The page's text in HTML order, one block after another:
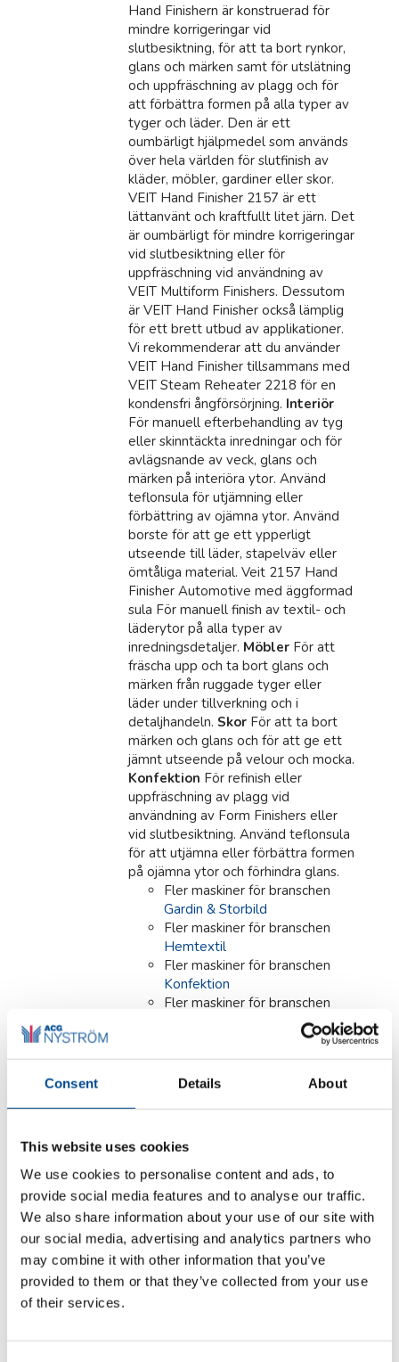
Consent Details About
This website uses cookies
We use cookies to personalise content and ads, to
provide social media features and to analyse our traffic.
We also share information about your use of our site with
our social media, advertising and analytics partners who
may combine it with other information that you’ve
provided to them or that they’ve collected from your use
of their services.
Hand Finishern är konstruerad för
mindre korrigeringar vid
slutbesiktning, för att ta bort rynkor,
glans och märken samt för utslätning
och uppfräschning av plagg och för
att förbättra formen på alla typer av
tyger och läder. Den är ett
oumbärligt hjälpmedel som används
över hela världen för slutfinish av
kläder, möbler, gardiner eller skor.
VEIT Hand Finisher 2157 är ett
lättanvänt och kraftfullt litet järn. Det
är oumbärligt för mindre korrigeringar
vid slutbesiktning eller för
uppfräschning vid användning av
VEIT Multiform Finishers. Dessutom
är VEIT Hand Finisher också lämplig
för ett brett utbud av applikationer.
Vi rekommenderar att du använder
VEIT Hand Finisher tillsammans med
VEIT Steam Reheater 2218 för en
kondensfri ångförsörjning. Interiör
För manuell efterbehandling av tyg
eller skinntäckta inredningar och för
avlägsnande av veck, glans och
märken på interiöra ytor. Använd
teflonsula för utjämning eller
förbättring av ojämna ytor. Använd
borste för att ge ett ypperligt
utseende till läder, stapelväv eller
ömtåliga material. Veit 2157 Hand
Finisher Automotive med äggformad
sula För manuell finish av textil- och
läderytor på alla typer av
inredningsdetaljer. MöblerFör att
fräscha upp och ta bort glans och
märken från ruggade tyger eller
läder under tillverkning och i
detaljhandeln. SkorFör att ta bort
märken och glans och för att ge ett
jämnt utseende på velour och mocka.
Konfektion För refinish eller
uppfräschning av plagg vid
användning av Form Finishers eller
vid slutbesiktning. Använd teflonsula
för att utjämna eller förbättra formen
på ojämna ytor och förhindra glans.
Fler maskiner för branschen
Gardin & Storbild
Fler maskiner för branschen
Hemtextil
Fler maskiner för branschen
Konfektion
Fler maskiner för branschen
Fler maskiner för branschen
Möbel/Bil/Tapetserare
Fler maskiner för branschen
Fler maskiner för branschen
Fler maskiner för branschen
Teater/Opera/Skola
Fler maskiner för branschen
Tvätteri
Detaljer